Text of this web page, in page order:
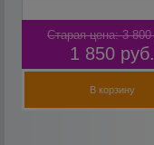
Старая цена: 3 800
1 850 руб.
В корзину